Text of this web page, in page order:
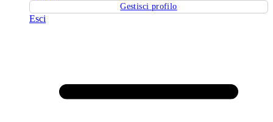
Gestisci profilo
Esci